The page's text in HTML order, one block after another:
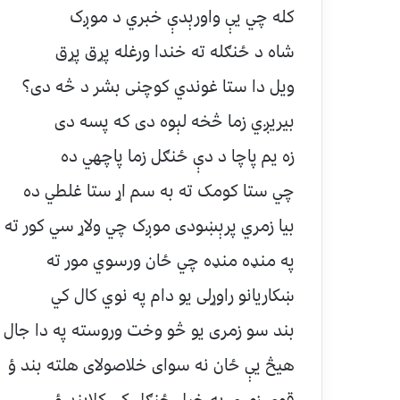
کله چي يې واورېدې خبري د موږک
شاه د ځنګله ته خندا ورغله پړق پړق
ويل دا ستا غوندي کوچنی بشر د څه دی؟
بيريږي زما څخه لېوه دی که پسه دی
زه يم پاچا د دې ځنګل زما پاچهي ده
چي ستا کومک ته به سم اړ ستا غلطي ده
بيا زمري پرېښودی موږک چي ولاړ سي کور ته
په منډه منډه چي ځان ورسوي مور ته
ښکاريانو راوړلی يو دام په نوي کال کي
بند سو زمری يو څو وخت وروسته په دا
هيڅ يې ځان نه سوای خلاصولای هلته بند ؤ